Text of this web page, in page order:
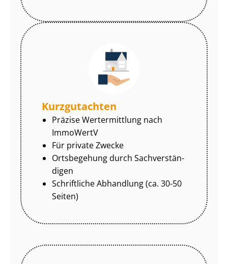
Kurzgutachten
Präzise Wertermittlung nach
ImmoWertV
Für private Zwecke
Ortsbegehung durch Sach­ver­stän­
di­gen
Schriftliche Abhandlung (ca. 30-50
Seiten)